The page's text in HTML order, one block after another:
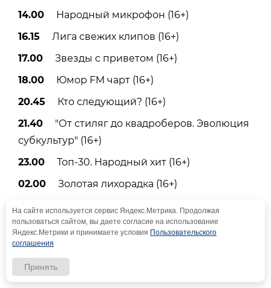
14.00 Народный микрофон (16+)
16.15 Лига свежих клипов (16+)
17.00 Звезды с приветом (16+)
18.00 Юмор FM чарт (16+)
20.45 Кто следующий? (16+)
21.40 "От стиляг до квадроберов. Эволюция
субкультур" (16+)
23.00 Топ-30. Народный хит (16+)
02.00 Золотая лихорадка (16+)
04.00
Караокинг (16+)
Саратов 24
На сайте используется сервис Яндекс.Метрика. Продолжая
пользоваться сайтом, вы даете согласие на использование
Яндекс.Метрики и принимаете условия Пользовательского
соглашения
Принять